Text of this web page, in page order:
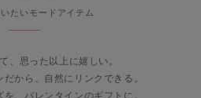
たいモードアイテム
、思った以上に嬉しい。
から、自然にリンクできる。
、バレンタインのギフトに。